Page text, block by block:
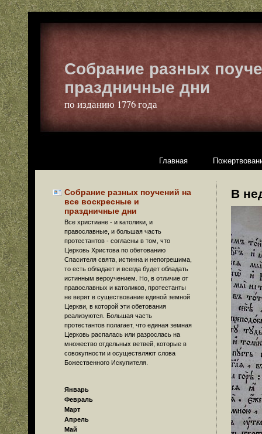
Собрание разных
праздничные дни
по изданию 1776 года
Главная
Собрание разных поучений на
все воскресные и
праздничные дни
Все христиане - и католики, и
православные, и большая часть
протестантов - согласны в том, что
Церковь Христова по обетованию
Спасителя свята, истинна и непогрешима,
то есть обладает и всегда будет обладать
истинным вероучением. Но, в отличие от
православных и католиков, протестанты
не верят в существование единой земной
Церкви, в которой эти обетования
реализуются. Большая часть
протестантов полагает, что единая земная
Церковь распалась или разрослась на
множество отдельных ветвей, которые в
совокупности и осуществляют слова
Божественного Искупителя.
Январь
Февраль
Март
Апрель
Май
В